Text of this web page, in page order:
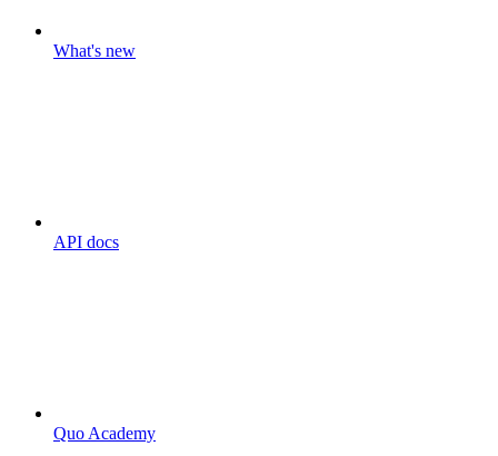
What's new
API docs
Quo Academy